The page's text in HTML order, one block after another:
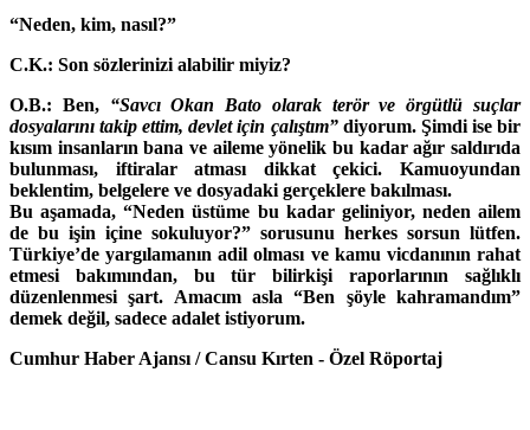
“Neden, kim, nasıl?”
C.K.: Son sözlerinizi alabilir miyiz?
O.B.: Ben, “Savcı Okan Bato olarak terör ve örgütlü suçlar
dosyalarını takip ettim, devlet için çalıştım”diyorum. Şimdi ise bir
kısım insanların bana ve aileme yönelik bu kadar ağır saldırıda
bulunması, iftiralar atması dikkat çekici. Kamuoyundan
beklentim, belgelere ve dosyadaki gerçeklere bakılması.
Bu aşamada, “Neden üstüme bu kadar geliniyor, neden ailem
de bu işin içine sokuluyor?” sorusunu herkes sorsun lütfen.
Türkiye’de yargılamanın adil olması ve kamu vicdanının rahat
etmesi bakımından, bu tür bilirkişi raporlarının sağlıklı
düzenlenmesi şart. Amacım asla “Ben şöyle kahramandım”
demek değil, sadece adalet istiyorum.
Cumhur Haber Ajansı / Cansu Kırten - Özel Röportaj